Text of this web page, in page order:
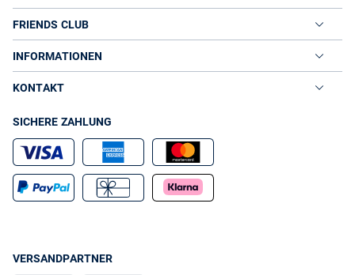
FRIENDS CLUB
INFORMATIONEN
KONTAKT
SICHERE ZAHLUNG
VERSANDPARTNER